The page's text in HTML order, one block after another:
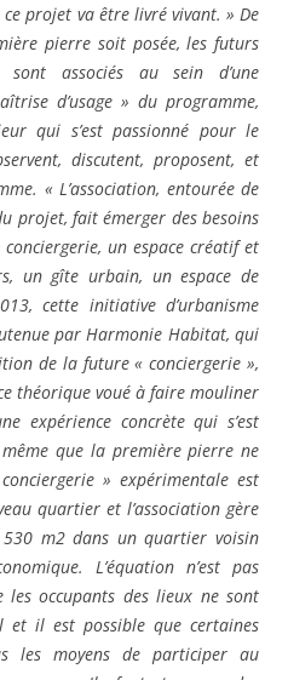
projet va être livré vivant. » De
pierre soit posée, les futurs
associés au sein d’une
d’usage » du programme,
qui s’est passionné pour le
discutent, proposent, et
« L’association, entourée de
projet, fait émerger des besoins
un espace créatif et
un gîte urbain, un espace de
cette initiative d’urbanisme
par Harmonie Habitat, qui
de la future « conciergerie »,
théorique voué à faire mouliner
expérience concrète qui s’est
que la première pierre ne
» expérimentale est
quartier et l’association gère
m2 dans un quartier voisin
L’équation n’est pas
occupants des lieux ne sont
et il est possible que certaines
les moyens de participer au